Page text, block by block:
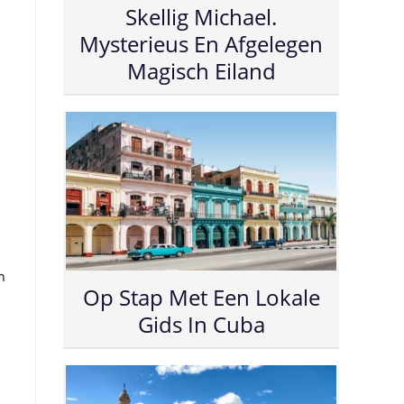
Skellig Michael.
Mysterieus En Afgelegen
Magisch Eiland
Op Stap Met Een Lokale
Gids In Cuba